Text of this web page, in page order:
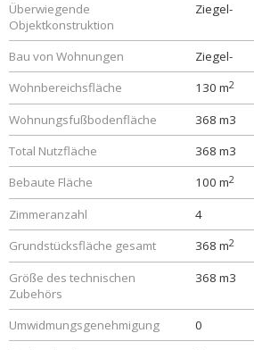
Überwiegende
Objektkonstruktion
Ziegel-
Bau von Wohnungen
Ziegel-
Wohnbereichsfläche
130 m2
Wohnungsfußbodenfläche
368 m3
Total Nutzfläche
368 m3
Bebaute Fläche
100 m2
Zimmeranzahl
4
Grundstücksfläche gesamt
368 m2
Größe des technischen
Zubehörs
368 m3
Umwidmungsgenehmigung
0